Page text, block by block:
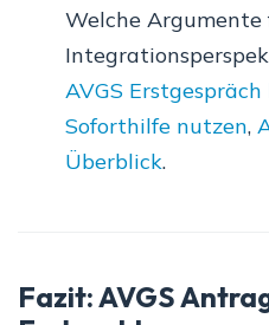
Welche
AVGS Erstgespräch
Soforthilfe nutzen,
Überblick.
Fazit: AVGS